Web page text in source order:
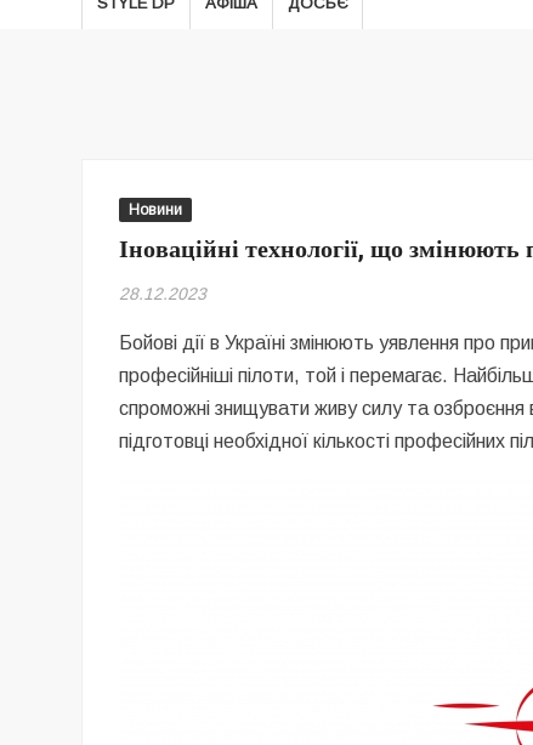
Новини
Іноваційні технології, що
28.12.2023
Бойові дії в Україні змінюють уявлення про
професійніші пілоти, той і перемагає.
спроможні знищувати живу силу та
підготовці необхідної кількості професійних